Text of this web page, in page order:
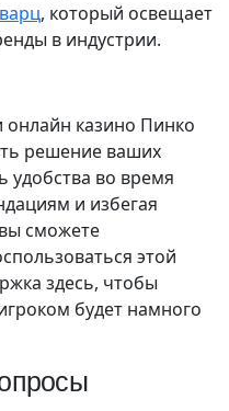
, который освещает
в индустрии.
казино Пинко
решение ваших
удобства во время
и избегая
сможете
этой
здесь, чтобы
будет намного